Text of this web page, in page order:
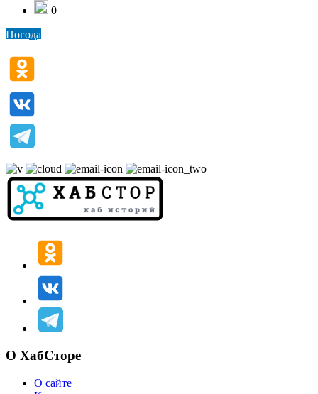
0
Погода
О ХабСторе
О сайте